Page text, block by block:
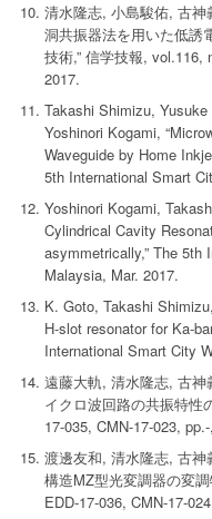
清水隆志, 小島駿佑, 古神
洞共振器法を用いた低誘
技術,” 信学技報, vol.116,
2017.
Takashi Shimizu,
Yoshinori Kogami,
Waveguide by Home
5th International Smart
Yoshinori Kogami,
Cylindrical Cavity
asymmetrically,” The 5th
Malaysia, Mar. 2017.
K. Goto, Takashi
H-slot resonator for Ka-
International Smart City
遠藤大軌, 清水隆志, 古神
イクロ波回路の共振特性
17-035, CMN-17-023,
渡邊友和, 清水隆志, 古神
構造MZ型光変調器の変
EDD-17-036, CMN-17-